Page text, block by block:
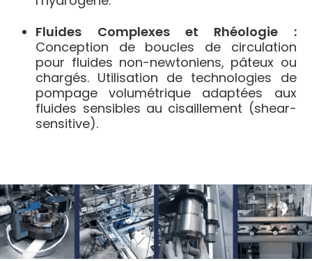
Fluides Complexes et Rhéologie :
Conception de boucles de circulation
pour fluides non-newtoniens, pâteux ou
chargés. Utilisation de technologies de
pompage volumétrique adaptées aux
fluides sensibles au cisaillement (shear-
sensitive).